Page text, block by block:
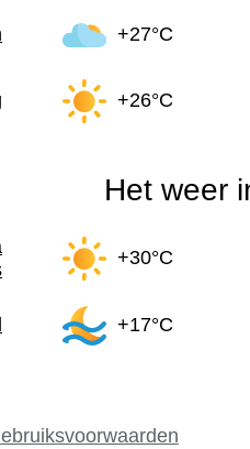
+27°C
+26°C
Het weer
+30°C
+17°C